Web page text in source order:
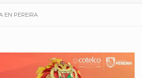
EN PEREIRA